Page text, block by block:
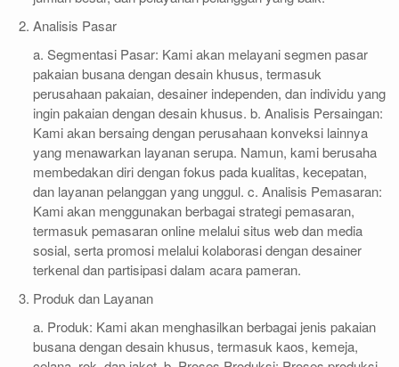
Analisis Pasar
a. Segmentasi Pasar: Kami akan melayani segmen pasar
pakaian busana dengan desain khusus, termasuk
perusahaan pakaian, desainer independen, dan individu yang
ingin pakaian dengan desain khusus. b. Analisis Persaingan:
Kami akan bersaing dengan perusahaan konveksi lainnya
yang menawarkan layanan serupa. Namun, kami berusaha
membedakan diri dengan fokus pada kualitas, kecepatan,
dan layanan pelanggan yang unggul. c. Analisis Pemasaran:
Kami akan menggunakan berbagai strategi pemasaran,
termasuk pemasaran online melalui situs web dan media
sosial, serta promosi melalui kolaborasi dengan desainer
terkenal dan partisipasi dalam acara pameran.
Produk dan Layanan
a. Produk: Kami akan menghasilkan berbagai jenis pakaian
busana dengan desain khusus, termasuk kaos, kemeja,